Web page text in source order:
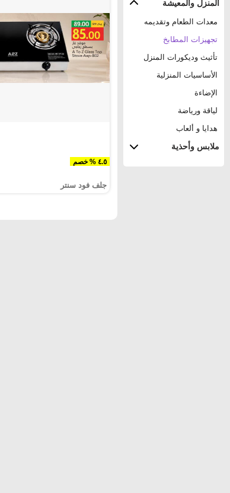
المنزل والمعيشة
معدات الطعام وتقديمه
تجهيزات المطابخ
تأثيث وديكورات المنزل
الأساسيات المنزلية
الإضاءة
لياقة ورياضة
هدايا و ألعاب
ملابس وأحذية
٤.٥ % خصم
جلف فود سنتر